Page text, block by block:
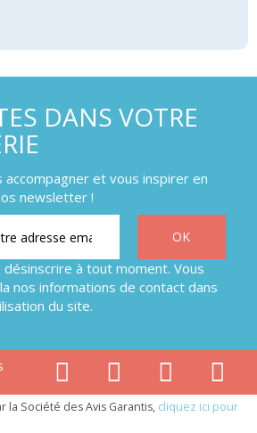
DANS VOTRE
accompagner et vous inspirer en
newsletter !
à tout moment. Vous
nos informations de contact dans
du site.
la Société des Avis Garantis, cliquez ici pour